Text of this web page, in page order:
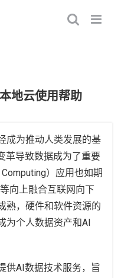
地云使用帮助
为推动人类发展的基
革导致数据成为了重要
）应用也如期
向上融合互联网向下
熟，硬件和软件资源的
为个人数据资产和AI
AI数据技术服务，旨